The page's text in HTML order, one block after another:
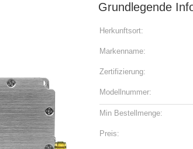
Grundlegende
Herkunftsort:
Markenname:
Zertifizierung:
Modellnummer:
Min Bestellmenge:
Preis: